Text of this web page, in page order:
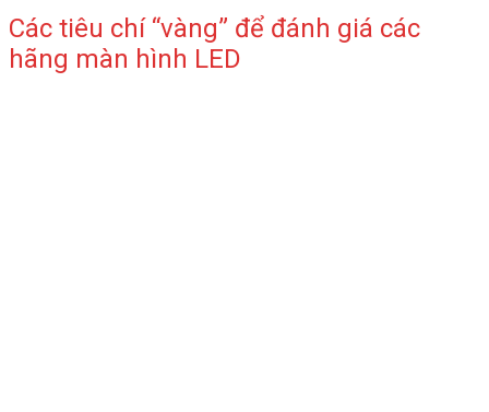
Các tiêu chí “vàng” để đánh giá các
hãng màn hình LED